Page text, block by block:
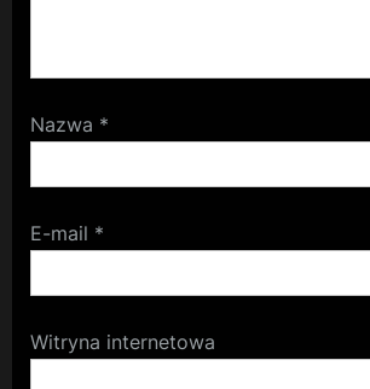
Nazwa *
E-mail *
Witryna internetowa